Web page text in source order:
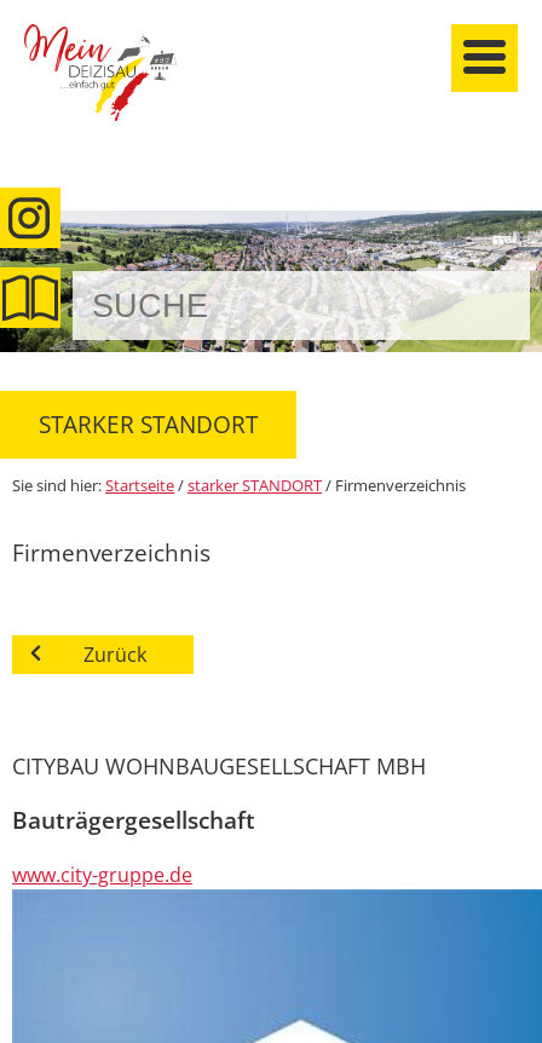
anmelden
STARKER STANDORT
Sie sind hier:Startseite/starker STANDORT/ Firmenverzeichnis
Firmenverzeichnis
Zurück
CITYBAU WOHNBAUGESELLSCHAFT MBH
Bauträgergesellschaft
www.city-gruppe.de